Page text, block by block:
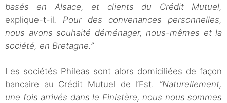
basés en Alsace, et clients du Crédit Mutuel,
explique-t-il. Pour des convenances personnelles,
nous avons souhaité déménager, nous-mêmes et la
société, en Bretagne.”
Les sociétés Phileas sont alors domiciliées de façon
bancaire au Crédit Mutuel de l’Est. “Naturellement,
une fois arrivés dans le Finistère, nous nous sommes